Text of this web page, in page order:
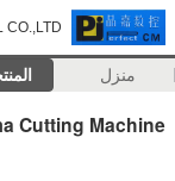
CO.,LTD
منزل
Cutting Machine